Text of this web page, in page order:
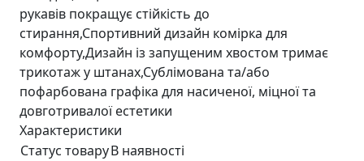
рукавів покращує стійкість до
стирання,Спортивний дизайн комірка для
комфорту,Дизайн із запущеним хвостом тримає
трикотаж у штанах,Сублімована та/або
пофарбована графіка для насиченої, міцної та
довготривалої естетики
Характеристики
Статус товаруВ наявності